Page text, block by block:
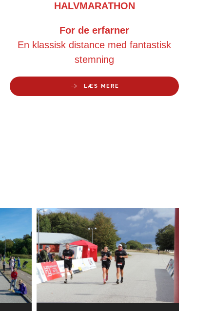
HALVMARATHON
For de erfarner
En klassisk distance med fantastisk
stemning
LÆS MERE